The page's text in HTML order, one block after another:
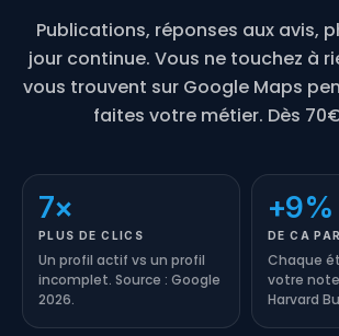
Publications, réponses aux avis,
jour continue. Vous ne touchez à
vous trouvent sur Google Maps
faites votre métier. Dès
7×
PLUS DE CLICS
Un profil actif vs un profil
incomplet. Source : Google
2026.
+9%
DE CA
Chaque
votre note
Harvard